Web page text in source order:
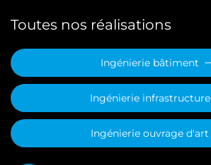
Toutes nos réalisations
Ingénierie bâtiment
Ingénierie infrastructure
Ingénierie ouvrage d'art